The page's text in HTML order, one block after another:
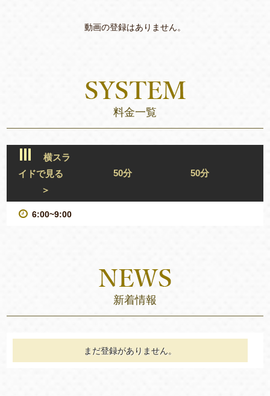
動画の登録はありません。
料金一覧
横スラ
イドで見る
＞
50分 50分
6:00~9:00
新着情報
まだ登録がありません。